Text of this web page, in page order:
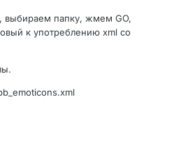
выбираем папку, жмем GO,
к употреблению xml со